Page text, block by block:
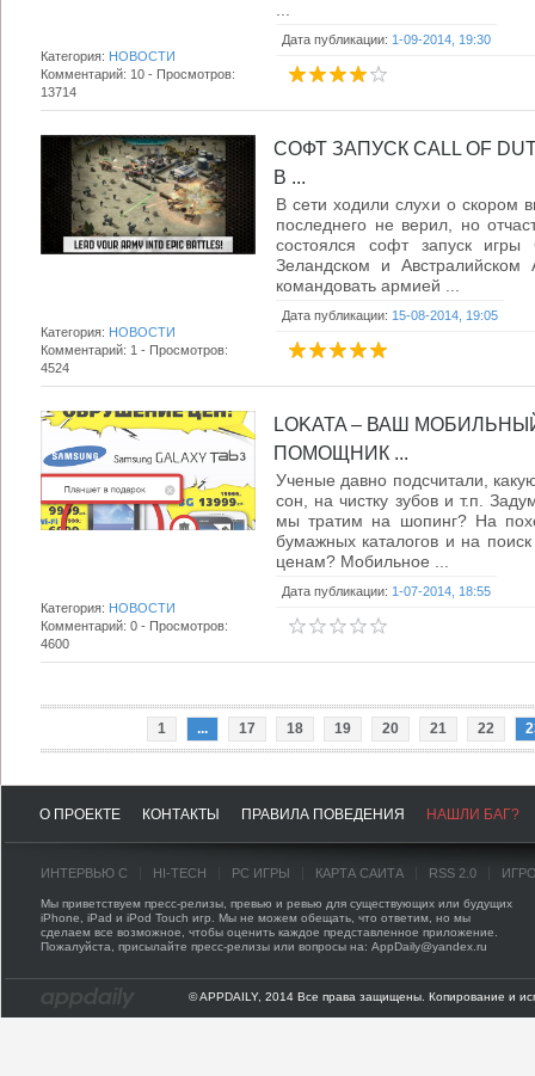
Дата публикации: 1-09-2014, 19:30
Категория: НОВОСТИ
Комментарий: 10 - Просмотров:
13714
СОФТ ЗАПУСК CALL OF
В ...
В сети ходили слухи о скором
последнего не верил, но
состоялся софт запуск
Зеландском и
командовать армией ...
Дата публикации: 15-08-2014, 19:05
Категория: НОВОСТИ
Комментарий: 1 - Просмотров:
4524
LOKATA – ВАШ
ПОМОЩНИК ...
Ученые давно подсчитали,
сон, на чистку зубов и т.п.
мы тратим на шопинг? На
бумажных каталогов и на
ценам? Мобильное ...
Дата публикации: 1-07-2014, 18:55
Категория: НОВОСТИ
Комментарий: 0 - Просмотров:
4600
1 ... 17 18 19 20 21 22
О ПРОЕКТЕ КОНТАКТЫ ПРАВИЛА ПОВЕДЕНИЯ НАШЛИ БАГ?
ИНТЕРВЬЮ С HI-TECH PC ИГРЫ КАРТА САЙТА RSS 2.0
Мы приветствуем пресс-релизы, превью и ревью для существующих или будущих
iPhone, iPad и iPod Touch игр. Мы не можем обещать, что ответим, но мы
сделаем все возможное, чтобы оценить каждое представленное приложение.
Пожалуйста, присылайте пресс-релизы или вопросы на: AppDaily@yandex.ru
© APPDAILY, 2014 Все права защищены. Копирование и